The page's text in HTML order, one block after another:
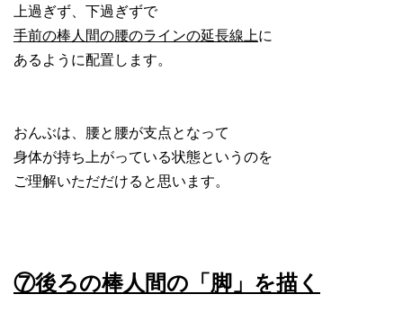
上過ぎず、下過ぎずで
手前の棒人間の腰のラインの延長線上に
あるように配置します。
おんぶは、腰と腰が支点となって
身体が持ち上がっている状態というのを
ご理解いただだけると思います。
⑦後ろの棒人間の「脚」を描く